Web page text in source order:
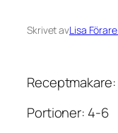
Skrivet avLisa
Portioner: 4-6